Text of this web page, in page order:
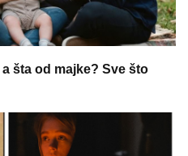
šta od majke? Sve što